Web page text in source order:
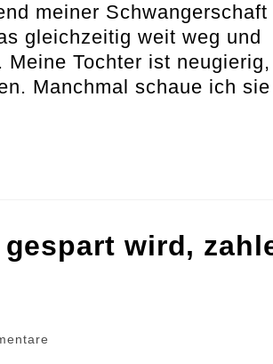
meiner Schwangerschaft
gleichzeitig weit weg und
Tochter ist neugierig,
Manchmal schaue ich
wird,